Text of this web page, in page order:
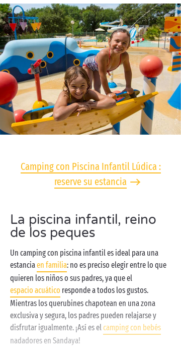
Camping con Piscina Infantil Lúdica :
reserve su estancia
La piscina infantil, reino
de los peques
Un camping con piscina infantil es ideal para una
estanciaen familia: no es preciso elegir entre lo que
quieren los niños o sus padres, ya que el
espacio acuático responde a todos los gustos.
Mientras los querubines chapotean en una zona
exclusiva y segura, los padres pueden relajarse y
disfrutar igualmente. ¡Así es elcamping con bebés
nadadores en Sandaya!